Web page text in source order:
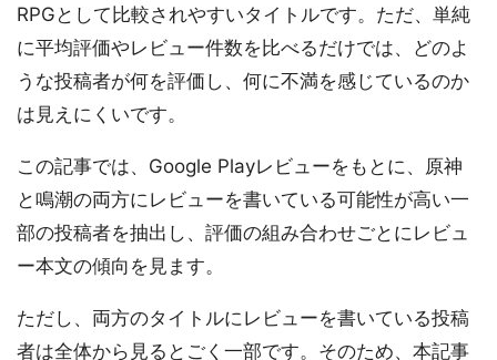
RPGとして比較されやすいタイトルです。ただ、単純
に平均評価やレビュー件数を比べるだけでは、どのよ
うな投稿者が何を評価し、何に不満を感じているのか
は見えにくいです。
この記事では、Google Playレビューをもとに、原神
と鳴潮の両方にレビューを書いている可能性が高い一
部の投稿者を抽出し、評価の組み合わせごとにレビュ
ー本文の傾向を見ます。
ただし、両方のタイトルにレビューを書いている投稿
者は全体から見るとごく一部です。そのため、本記事